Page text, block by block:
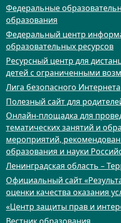
Федеральные
образования
Федеральный центр
образовательных ресурсов
Ресурсный центр для
детей с ограниченными
Лига безопасного Интернета
Полезный сайт для
Онлайн-площадка для
тематических занятий и
мероприятий,
образования и науки
Ленинградская область –
Официальный сайт
оценки качества оказания
«Центр защиты прав и
Вестник образования